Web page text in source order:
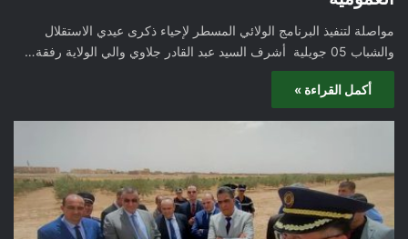
مواصلة لتنفيذ البرنامج الولائي المسطر لإحياء ذكرى عيدي الاستقلال
والشباب 05 جويلية أشرف السيد عبد القادر جلاوي والي الولاية رفقة…
أكمل القراءة »